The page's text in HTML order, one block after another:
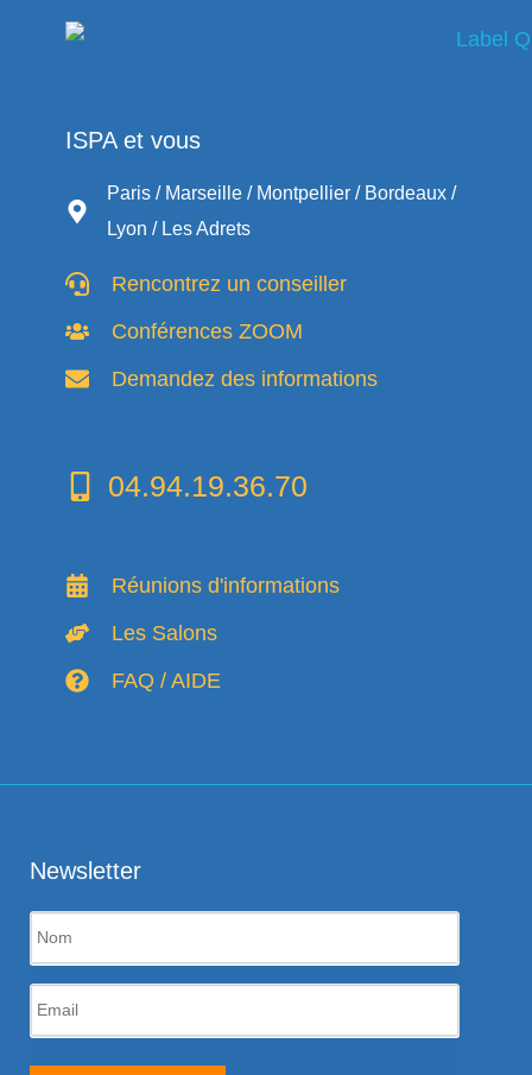
ISPA et vous
Paris / Marseille / Montpellier / Bordeaux /
Lyon / Les Adrets
Rencontrez un conseiller
Conférences ZOOM
Demandez des informations
04.94.19.36.70
Réunions d'informations
Les Salons
FAQ / AIDE
Newsletter